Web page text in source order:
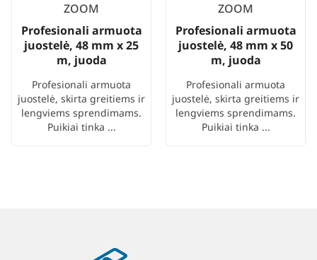
ZOOM
Profesionali armuota
juostelė, 48 mm x 25
m, juoda
Profesionali armuota
juostelė, skirta greitiems ir
lengviems sprendimams.
Puikiai tinka ...
ZOOM
Profesionali armuota
juostelė, 48 mm x 50
m, juoda
Profesionali armuota
juostelė, skirta greitiems ir
lengviems sprendimams.
Puikiai tinka ...